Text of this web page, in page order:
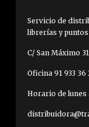
Servicio de
librerías y
C/ San Máximo
Oficina 91 933 36
Horario de lunes